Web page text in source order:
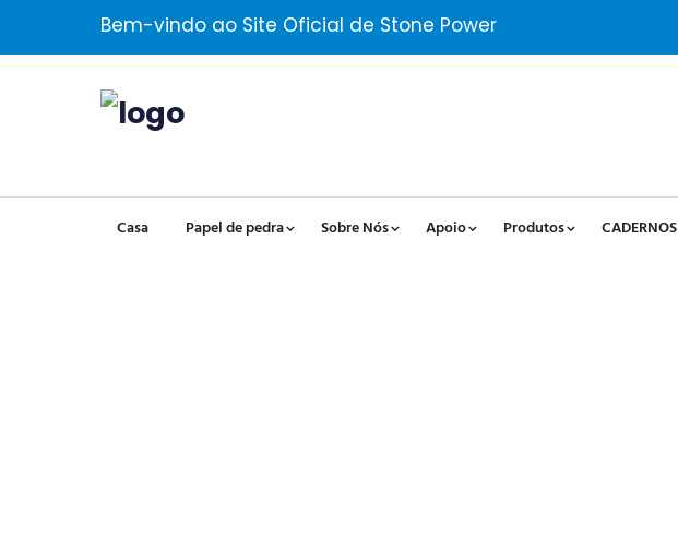
Bem-vindo ao Site Oficial de Stone Power
Casa Papel de pedra Sobre Nós Apoio Produtos CADERNOS